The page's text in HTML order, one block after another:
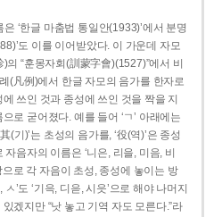
‘한글 마춤법 통일안(1933)’에서 분명
도 이를 이어받았다. 이 가운데 자모
“훈몽자회(訓蒙字會)(1527)”에서 비
(凡例)에서 한글 자모의 음가를 한자로
쓰인 것과 종성에 쓰인 것을 짝을 지
로 굳어졌다. 예를 들어 ‘ㄱ’ 아래에는
(기)’는 초성의 음가를, ‘役(역)’은 종성
음자의 이름은 ‘니은, 리을, 미음, 비
으로 각 자음이 초성, 종성에 놓이는 방
’도 ‘기윽, 디읃, 시읏’으로 해야 나머지
겠지만 “낫 놓고 기역 자도 모른다.”라